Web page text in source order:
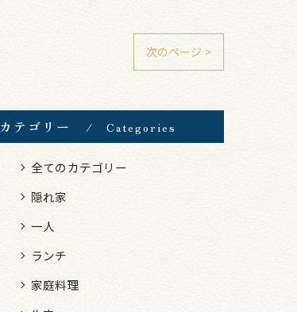
次のページ >
カテゴリー Categories
全てのカテゴリー
隠れ家
一人
ランチ
家庭料理